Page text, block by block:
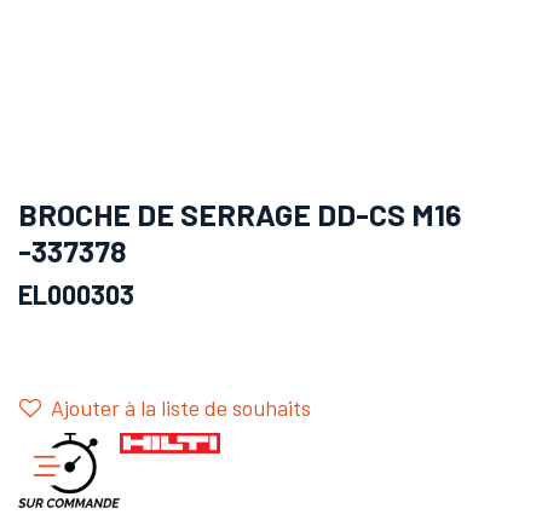
BROCHE DE SERRAGE DD-CS M16
-337378
EL000303
Ajouter à la liste de souhaits